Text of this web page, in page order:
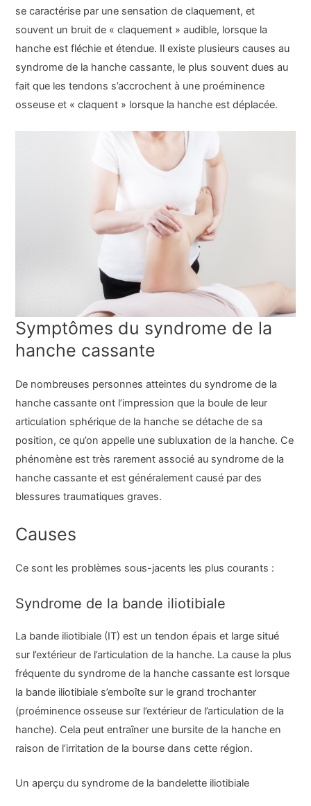
se caractérise par une sensation de claquement, et
souvent un bruit de « claquement » audible, lorsque la
hanche est fléchie et étendue. Il existe plusieurs causes au
syndrome de la hanche cassante, le plus souvent dues au
fait que les tendons s’accrochent à une proéminence
osseuse et « claquent » lorsque la hanche est déplacée.
Symptômes du syndrome de la
hanche cassante
De nombreuses personnes atteintes du syndrome de la
hanche cassante ont l’impression que la boule de leur
articulation sphérique de la hanche se détache de sa
position, ce qu’on appelle une subluxation de la hanche. Ce
phénomène est très rarement associé au syndrome de la
hanche cassante et est généralement causé par des
blessures traumatiques graves.
Causes
Ce sont les problèmes sous-jacents les plus courants :
Syndrome de la bande iliotibiale
La bande iliotibiale (IT) est un tendon épais et large situé
sur l’extérieur de l’articulation de la hanche. La cause la plus
fréquente du syndrome de la hanche cassante est lorsque
la bande iliotibiale s’emboîte sur le grand trochanter
(proéminence osseuse sur l’extérieur de l’articulation de la
hanche). Cela peut entraîner une bursite de la hanche en
raison de l’irritation de la bourse dans cette région.
Un aperçu du syndrome de la bandelette iliotibiale